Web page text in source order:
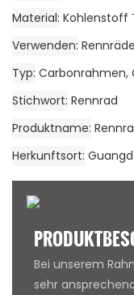
Material Kohlenstoff
Verwenden
Typ Carbonrahmen,
Stichwort Rennrad
Produktname
Herkunftsort
Bei unserem
sehr